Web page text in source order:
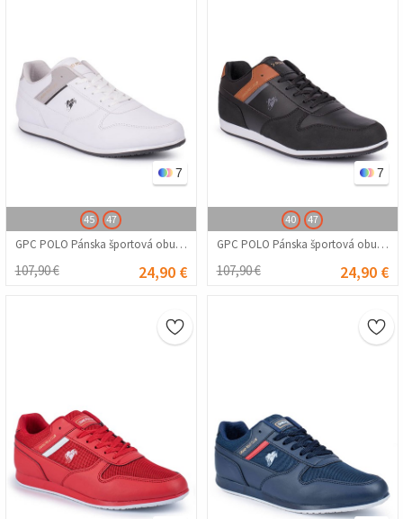
7
45 47
GPC POLO Pánska športová obuv - biela 20210835224
107,90 € 24,90 €
7
40 47
GPC POLO Pánska športová obuv - čierna s hnedou 20210835225
107,90 € 24,90 €